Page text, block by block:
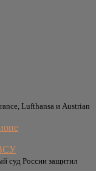
Lufthansa и Austrian
суд России защитил